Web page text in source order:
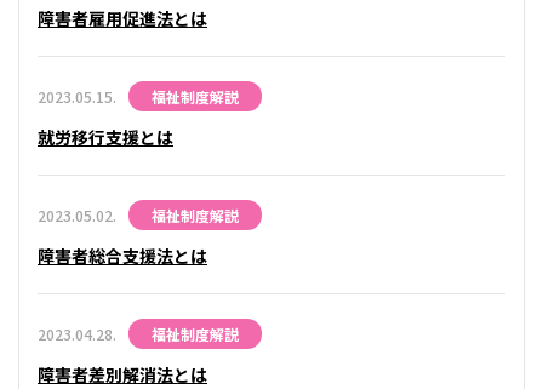
障害者雇用促進法とは
2023.05.15. 福祉制度解説
就労移行支援とは
2023.05.02. 福祉制度解説
障害者総合支援法とは
2023.04.28. 福祉制度解説
障害者差別解消法とは